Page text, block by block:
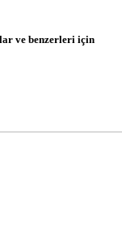
ve benzerleri için